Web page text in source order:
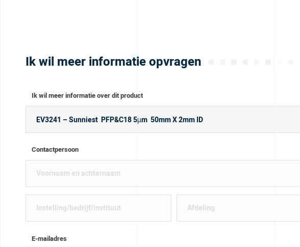
Ik wil meer informatie opvragen
Ik wil meer informatie over dit product
Contactpersoon
E-mailadres